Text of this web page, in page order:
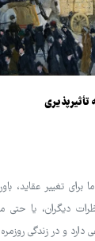
برای تغییر عقاید،
نظرات دیگران، یا
و در زندگی